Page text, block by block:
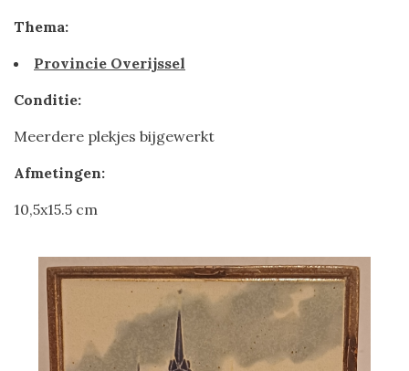
Thema:
Provincie Overijssel
Conditie:
Meerdere plekjes bijgewerkt
Afmetingen:
10,5x15.5 cm